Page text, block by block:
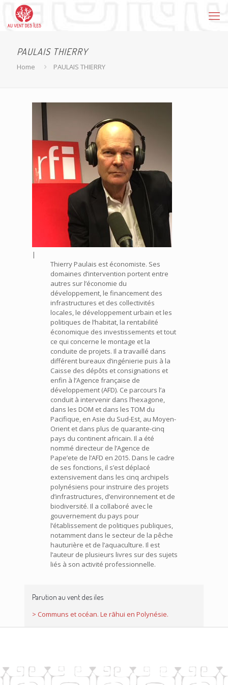
PAULAIS THIERRY
Home PAULAIS THIERRY
|
Thierry Paulais est économiste. Ses
domaines d’intervention portent entre
autres sur l’économie du
développement, le financement des
infrastructures et des collectivités
locales, le développement urbain et les
politiques de l’habitat, la rentabilité
économique des investissements et tout
ce qui concerne le montage et la
conduite de projets. Il a travaillé dans
différent bureaux d’ingénierie puis à la
Caisse des dépôts et consignations et
enfin à l’Agence française de
développement (AFD). Ce parcours l’a
conduit à intervenir dans l’hexagone,
dans les DOM et dans les TOM du
Pacifique, en Asie du Sud-Est, au Moyen-
Orient et dans plus de quarante-cinq
pays du continent africain. Il a été
nommé directeur de l’Agence de
Pape’ete de l’AFD en 2015. Dans le cadre
de ses fonctions, il s’est déplacé
extensivement dans les cinq archipels
polynésiens pour instruire des projets
d’infrastructures, d’environnement et de
biodiversité. Il a collaboré avec le
gouvernement du pays pour
l’établissement de politiques publiques,
notamment dans le secteur de la pêche
hauturière et de l’aquaculture. Il est
l’auteur de plusieurs livres sur des sujets
liés à son activité professionnelle.
Parution au vent des iles
> Communs et océan. Le rāhui en Polynésie.